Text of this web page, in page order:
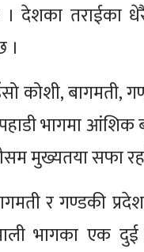
देशका तराईका
।
कोशी, बागमती,
भागमा आंशिक
मुख्यतया सफा
र गण्डकी
भागका एक दुई